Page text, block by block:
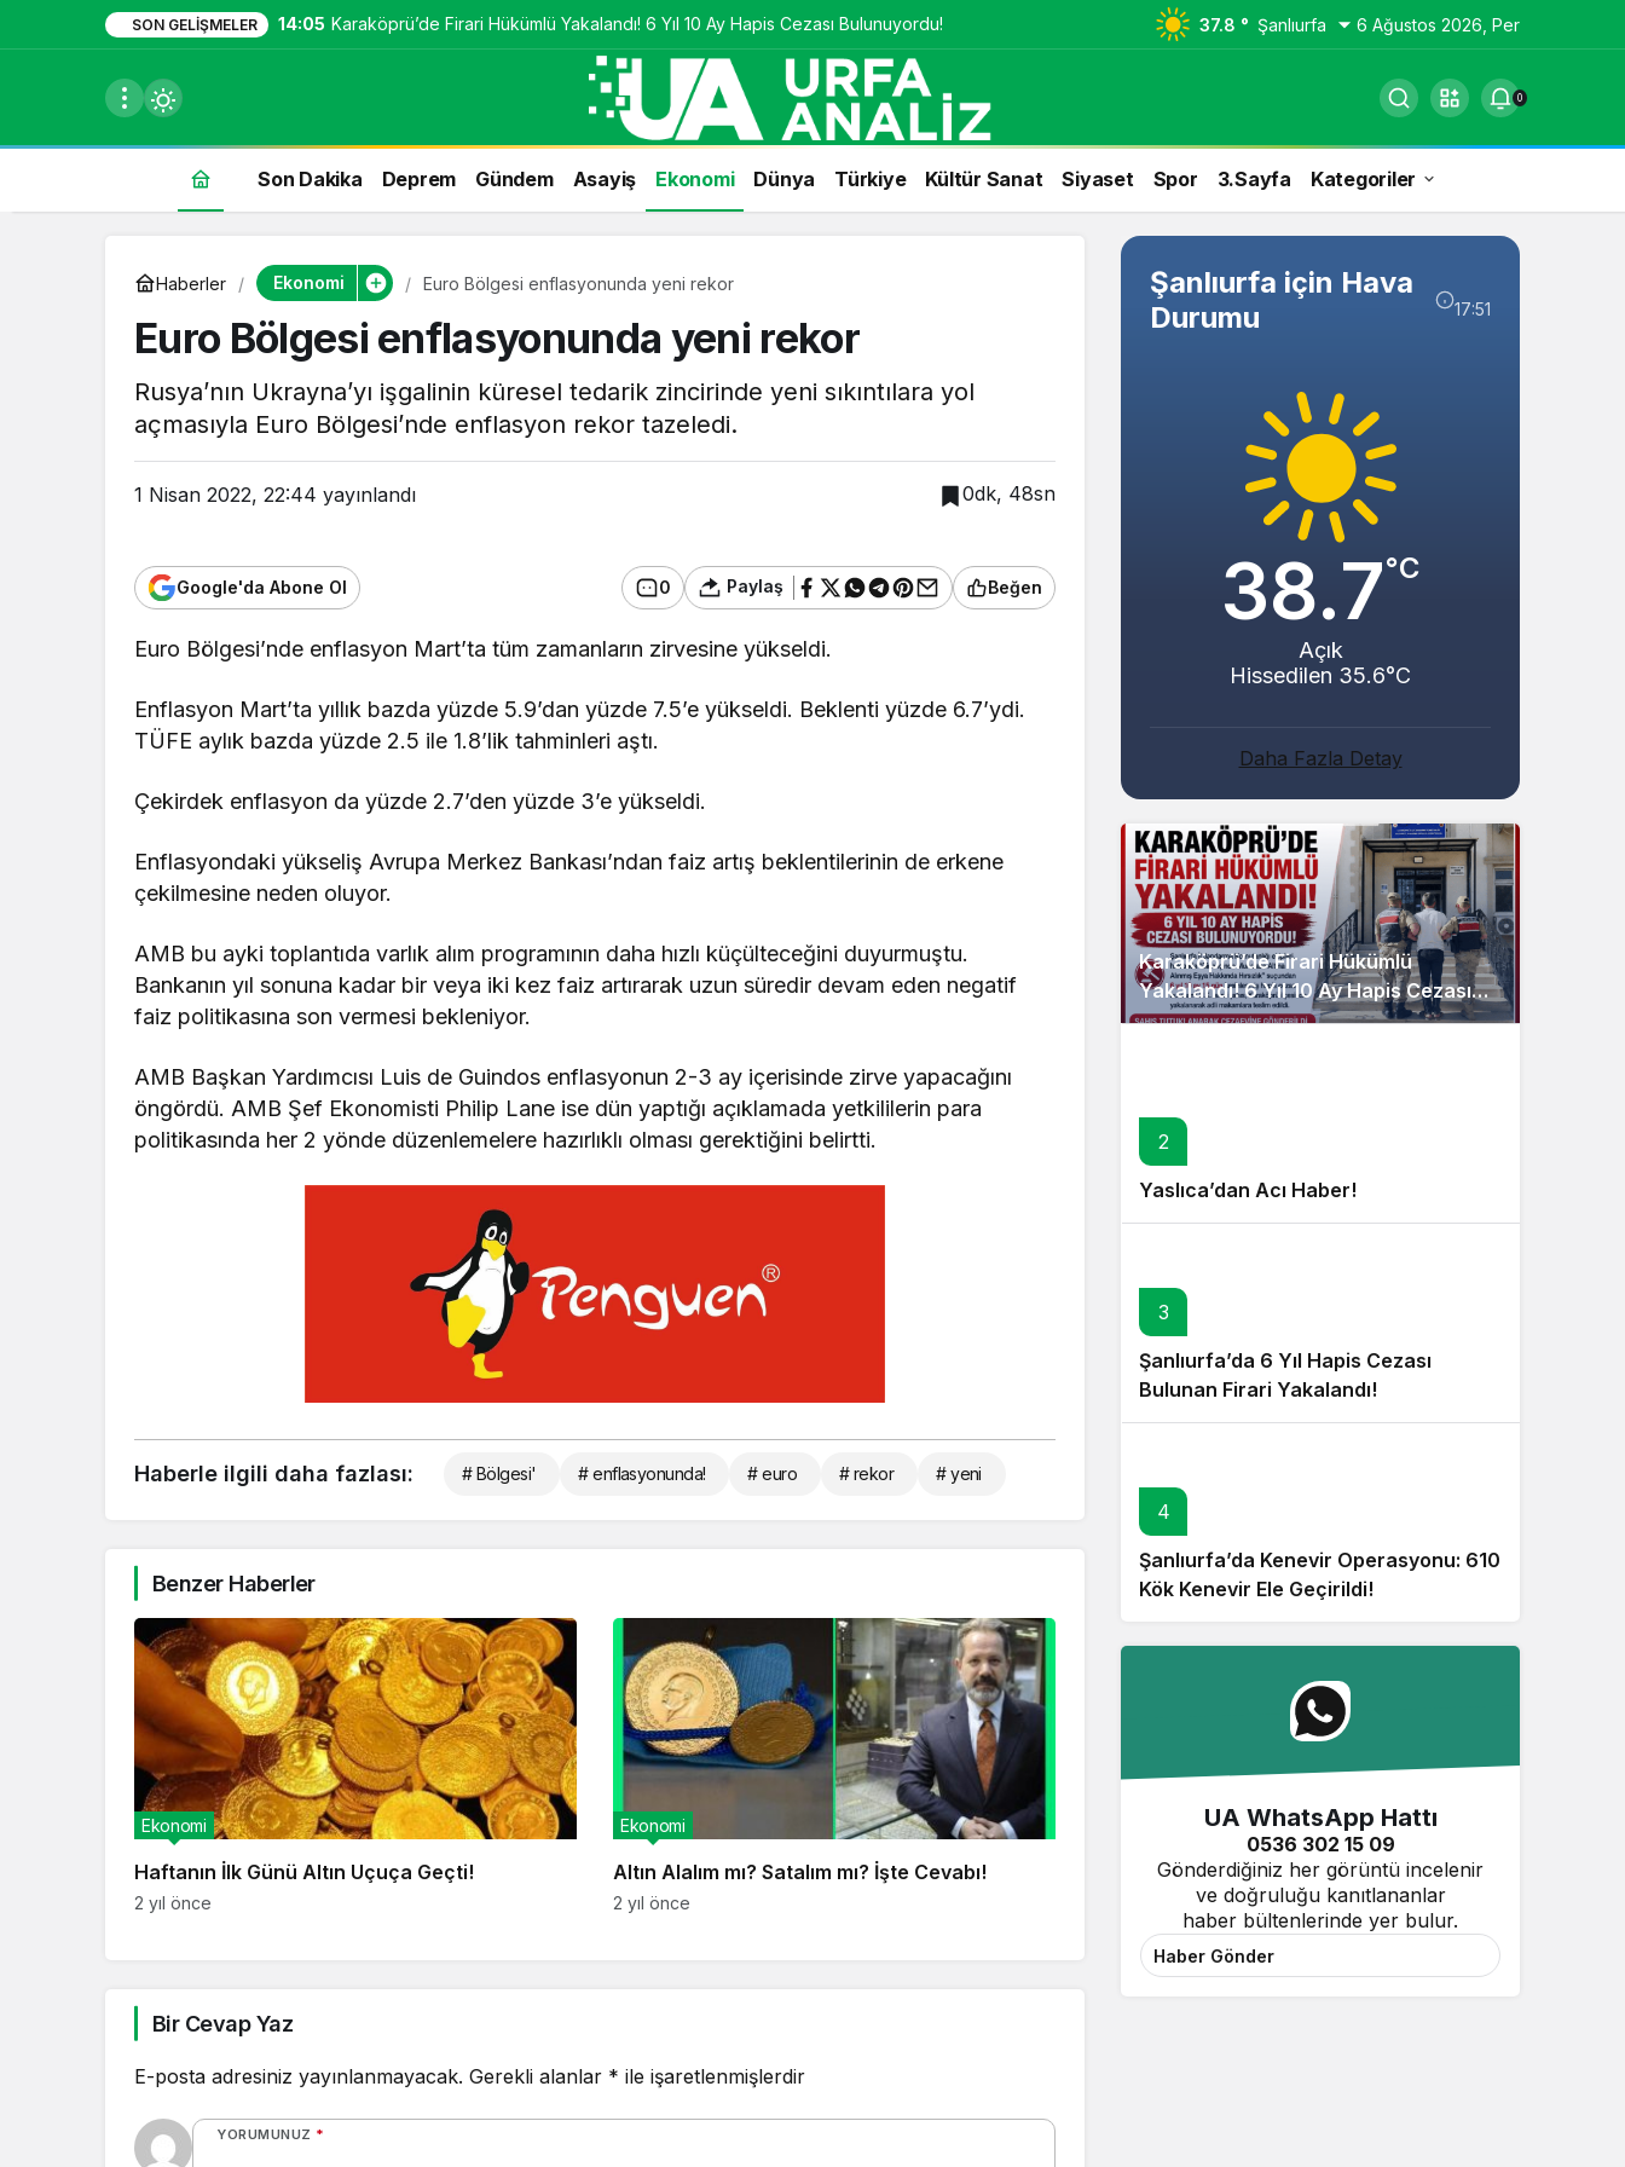
SON GELIŞMELER 14:05 Karaköprü’de Firari Hükümlü Yakalandı! 6 Yıl 10 Ay Hapis Cezası Bulunuyordu! 37.8 ° Şanlıurfa 6 Ağustos 2026, Per
0
Son Dakika Deprem Gündem Asayiş Ekonomi Dünya Türkiye Kültür Sanat Siyaset Spor 3.Sayfa Kategoriler
Haberler Ekonomi Euro Bölgesi enflasyonunda yeni rekor
Euro Bölgesi enflasyonunda yeni rekor
Rusya’nın Ukrayna’yı işgalinin küresel tedarik zincirinde yeni sıkıntılara yol
açmasıyla Euro Bölgesi’nde enflasyon rekor tazeledi.
1 Nisan 2022, 22:44 yayınlandı 0dk, 48sn
Google'da Abone Ol 0 Paylaş Beğen
Euro Bölgesi’nde enflasyon Mart’ta tüm zamanların zirvesine yükseldi.
Enflasyon Mart’ta yıllık bazda yüzde 5.9’dan yüzde 7.5’e yükseldi. Beklenti yüzde 6.7’ydi.
TÜFE aylık bazda yüzde 2.5 ile 1.8’lik tahminleri aştı.
Çekirdek enflasyon da yüzde 2.7’den yüzde 3’e yükseldi.
Enflasyondaki yükseliş Avrupa Merkez Bankası’ndan faiz artış beklentilerinin de erkene
çekilmesine neden oluyor.
AMB bu ayki toplantıda varlık alım programının daha hızlı küçülteceğini duyurmuştu.
Bankanın yıl sonuna kadar bir veya iki kez faiz artırarak uzun süredir devam eden negatif
faiz politikasına son vermesi bekleniyor.
AMB Başkan Yardımcısı Luis de Guindos enflasyonun 2-3 ay içerisinde zirve yapacağını
öngördü. AMB Şef Ekonomisti Philip Lane ise dün yaptığı açıklamada yetkililerin para
politikasında her 2 yönde düzenlemelere hazırlıklı olması gerektiğini belirtti.
Haberle ilgili daha fazlası: # Bölgesi' # enflasyonunda! # euro # rekor # yeni
Benzer Haberler
Haftanın İlk Günü Altın Uçuça Geçti!
Ekonomi
2 yıl önce
Altın Alalım mı? Satalım mı? İşte Cevabı!
Ekonomi
2 yıl önce
Bir Cevap Yaz
E-posta adresiniz yayınlanmayacak. Gerekli alanlar * ile işaretlenmişlerdir
YORUMUNUZ *
Şanlıurfa için Hava
Durumu
17:51
38.7°C
Açık
Hissedilen 35.6°C
Daha Fazla Detay
Karaköprü’de Firari Hükümlü
Yakalandı! 6 Yıl 10 Ay Hapis Cezası
Bulunuyordu!
2
Yaslıca’dan Acı Haber!
3
Şanlıurfa’da 6 Yıl Hapis Cezası
Bulunan Firari Yakalandı!
4
Şanlıurfa’da Kenevir Operasyonu: 610
Kök Kenevir Ele Geçirildi!
UA WhatsApp Hattı
0536 302 15 09
Gönderdiğiniz her görüntü incelenir
ve doğruluğu kanıtlananlar
haber bültenlerinde yer bulur.
Haber Gönder